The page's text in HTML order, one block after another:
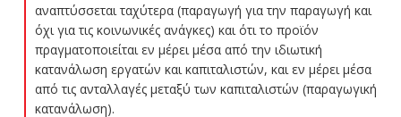
αναπτύσσεται ταχύτερα (παραγωγή για την παραγωγή και
όχι για τις κοινωνικές ανάγκες) και ότι το προϊόν
πραγματοποιείται εν μέρει μέσα από την ιδιωτική
κατανάλωση εργατών και καπιταλιστών, και εν μέρει μέσα
από τις ανταλλαγές μεταξύ των καπιταλιστών (παραγωγική
κατανάλωση).